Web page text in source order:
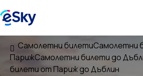
Самолетни билетиСамолетни
ПарижСамолетни билети до
билети от Париж до Дъблин